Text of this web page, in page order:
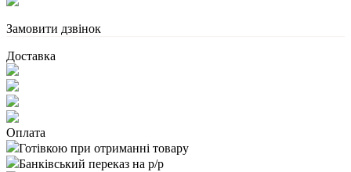
Замовити дзвінок
Доставка
Оплата
Готівкою при отриманні товару
Банківський переказ на р/р